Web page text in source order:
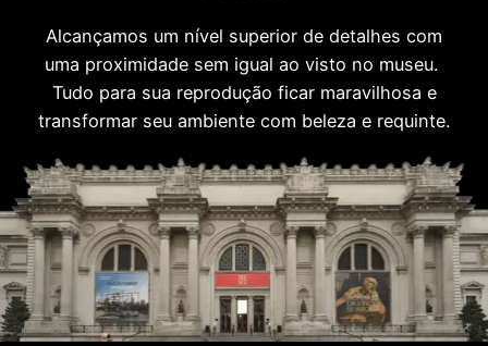
Alcançamos um nível superior de detalhes com
uma proximidade sem igual ao visto no museu.
Tudo para sua reprodução ficar maravilhosa e
transformar seu ambiente com beleza e requinte.